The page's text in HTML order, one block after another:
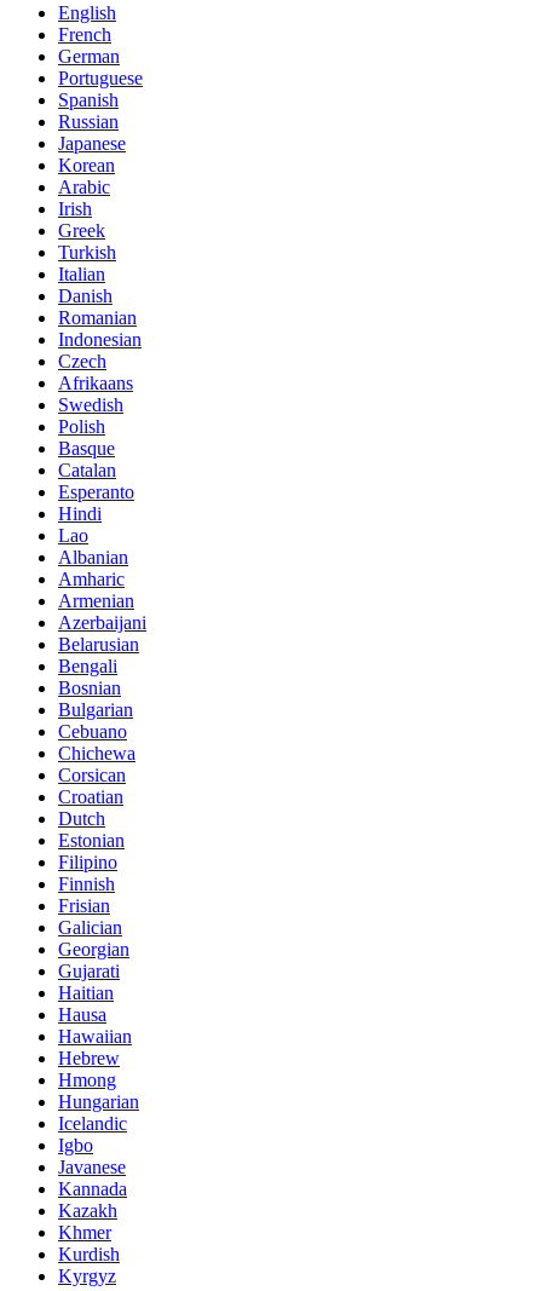
English
French
German
Portuguese
Spanish
Russian
Japanese
Korean
Arabic
Irish
Greek
Turkish
Italian
Danish
Romanian
Indonesian
Czech
Afrikaans
Swedish
Polish
Basque
Catalan
Esperanto
Hindi
Lao
Albanian
Amharic
Armenian
Azerbaijani
Belarusian
Bengali
Bosnian
Bulgarian
Cebuano
Chichewa
Corsican
Croatian
Dutch
Estonian
Filipino
Finnish
Frisian
Galician
Georgian
Gujarati
Haitian
Hausa
Hawaiian
Hebrew
Hmong
Hungarian
Icelandic
Igbo
Javanese
Kannada
Kazakh
Khmer
Kurdish
Kyrgyz